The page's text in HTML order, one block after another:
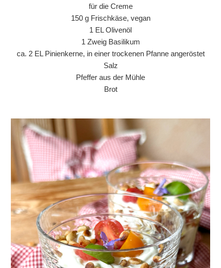
für die Creme
150 g Frischkäse, vegan
1 EL Olivenöl
1 Zweig Basilikum
ca. 2 EL Pinienkerne, in einer trockenen Pfanne angeröstet
Salz
Pfeffer aus der Mühle
Brot